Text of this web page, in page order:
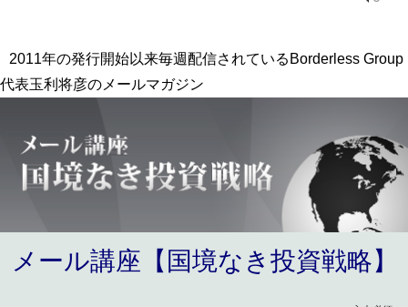
2011年の発行開始以来毎週配信されているBorderless Group
代表玉利将彦のメールマガジン
メール講座【国境なき投資戦略】